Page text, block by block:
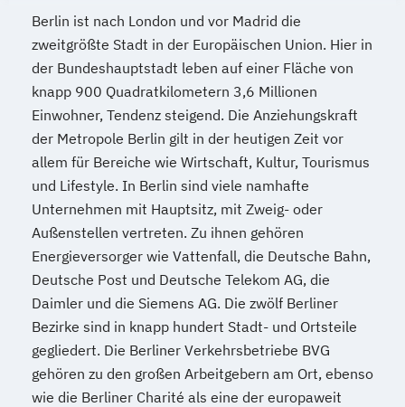
Verfahrenstechnik
Zukunftsmanagement
Berlin ist nach London und vor Madrid die
zweitgrößte Stadt in der Europäischen Union. Hier in
der Bundeshauptstadt leben auf einer Fläche von
knapp 900 Quadratkilometern 3,6 Millionen
Einwohner, Tendenz steigend. Die Anziehungskraft
der Metropole Berlin gilt in der heutigen Zeit vor
allem für Bereiche wie Wirtschaft, Kultur, Tourismus
und Lifestyle. In Berlin sind viele namhafte
Unternehmen mit Hauptsitz, mit Zweig- oder
Außenstellen vertreten. Zu ihnen gehören
Energieversorger wie Vattenfall, die Deutsche Bahn,
Deutsche Post und Deutsche Telekom AG, die
Daimler und die Siemens AG. Die zwölf Berliner
Bezirke sind in knapp hundert Stadt- und Ortsteile
gegliedert. Die Berliner Verkehrsbetriebe BVG
gehören zu den großen Arbeitgebern am Ort, ebenso
wie die Berliner Charité als eine der europaweit